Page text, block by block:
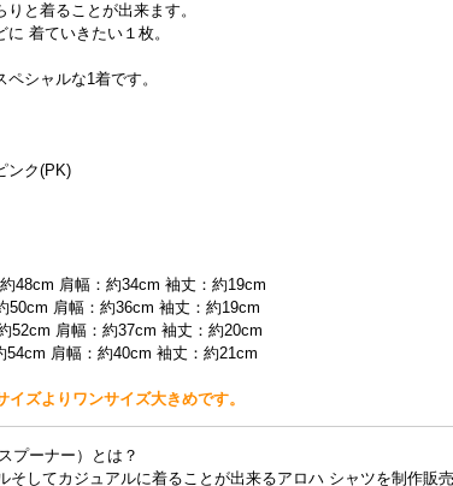
と着ることが出来ます。
着ていきたい１枚。
シャルな1着です。
ンク(PK)
48cm 肩幅：約34cm 袖丈：約19cm
50cm 肩幅：約36cm 袖丈：約19cm
52cm 肩幅：約37cm 袖丈：約20cm
54cm 肩幅：約40cm 袖丈：約21cm
イズよりワンサイズ大きめです。
プーナー）とは？
そしてカジュアルに着ることが出来るアロハ シャツを制作販